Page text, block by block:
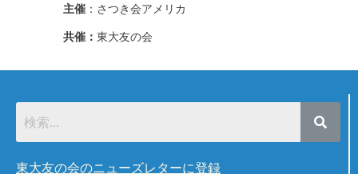
主催：さつき会アメリカ
共催： 東大友の会
東大友の会のニューズレターに登録